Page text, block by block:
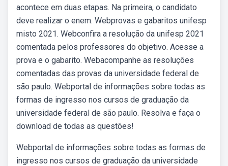
acontece em duas etapas. Na primeira, o candidato
deve realizar o enem. Webprovas e gabaritos unifesp
misto 2021. Webconfira a resolução da unifesp 2021
comentada pelos professores do objetivo. Acesse a
prova e o gabarito. Webacompanhe as resoluções
comentadas das provas da universidade federal de
são paulo. Webportal de informações sobre todas as
formas de ingresso nos cursos de graduação da
universidade federal de são paulo. Resolva e faça o
download de todas as questões!
Webportal de informações sobre todas as formas de
ingresso nos cursos de graduação da universidade